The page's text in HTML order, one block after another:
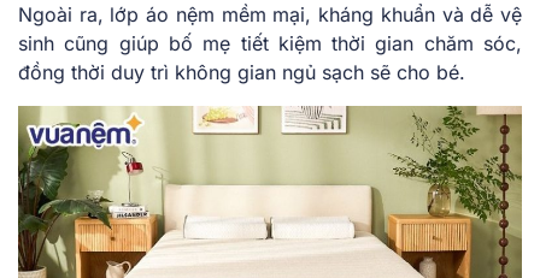
Ngoài ra, lớp áo nệm mềm mại, kháng khuẩn và dễ vệ
sinh cũng giúp bố mẹ tiết kiệm thời gian chăm sóc,
đồng thời duy trì không gian ngủ sạch sẽ cho bé.